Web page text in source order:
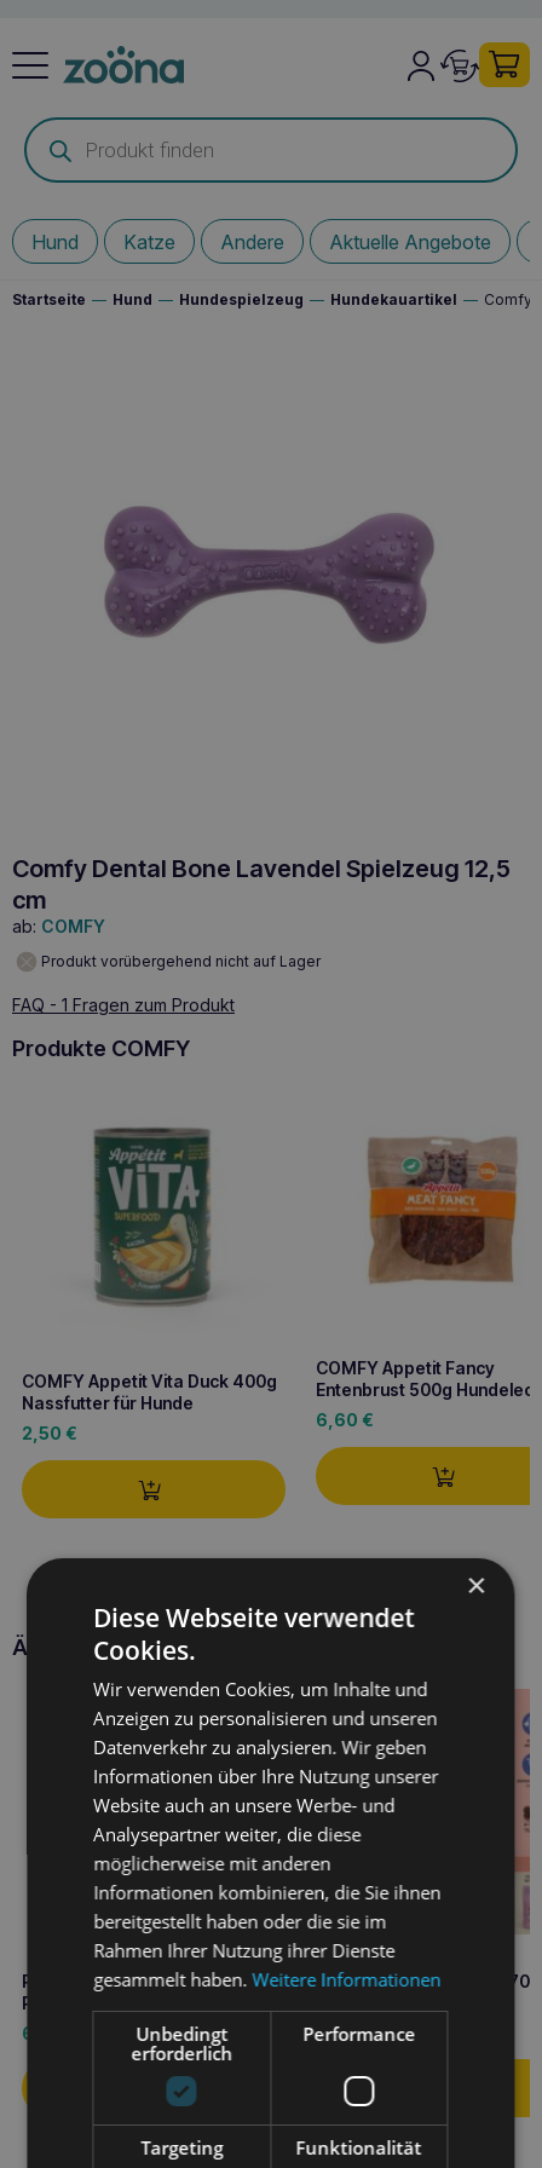
Products
search
Hund Katze Andere Aktuelle Angebote
Startseite — Hund — Hundespielzeug — Hundekauartikel — Comfy
Comfy Dental Bone Lavendel Spielzeug 12,5
cm
ab: COMFY
Produkt vorübergehend nicht auf Lager
FAQ - 1 Fragen zum Produkt
Produkte COMFY
COMFY Appetit Vita Duck 400g
Nassfutter für Hunde
2,50 €
COMFY Appetit Fancy
Entenbrust 500g
6,60 €
Ähnliche Produkte
Prostapet Zuckerrohr 30
Portionsbeutel
64,40
COMFY Healthy Breath 70g
3,40€
×
Diese Webseite verwendet
Cookies.
Wir verwenden Cookies, um Inhalte und
Anzeigen zu personalisieren und unseren
Datenverkehr zu analysieren. Wir geben
Informationen über Ihre Nutzung unserer
Website auch an unsere Werbe- und
Analysepartner weiter, die diese
möglicherweise mit anderen
Informationen kombinieren, die Sie ihnen
bereitgestellt haben oder die sie im
Rahmen Ihrer Nutzung ihrer Dienste
gesammelt haben.Weitere Informationen
Unbedingt
erforderlich
Performance
Targeting Funktionalität